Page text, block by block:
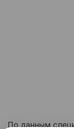
По данным